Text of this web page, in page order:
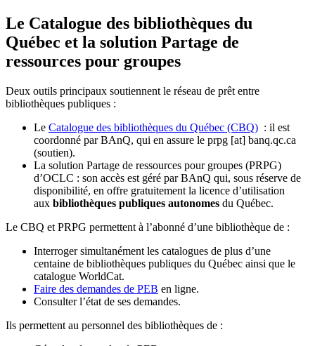
Le Catalogue des bibliothèques du
Québec et la solution Partage de
ressources pour groupes
Deux outils principaux soutiennent le réseau de prêt entre
bibliothèques publiques :
Le Catalogue des bibliothèques du Québec (CBQ) : il est
coordonné par BAnQ, qui en assure le prpg [at] banq.qc.ca
(soutien).
La solution Partage de ressources pour groupes (PRPG)
d’OCLC : son accès est géré par BAnQ qui, sous réserve de
disponibilité, en offre gratuitement la licence d’utilisation
aux bibliothèques publiques autonomes du Québec.
Le CBQ et PRPG permettent à l’abonné d’une bibliothèque de :
Interroger simultanément les catalogues de plus d’une
centaine de bibliothèques publiques du Québec ainsi que le
catalogue WorldCat.
Faire des demandes de PEB en ligne.
Consulter l’état de ses demandes.
Ils permettent au personnel des bibliothèques de :